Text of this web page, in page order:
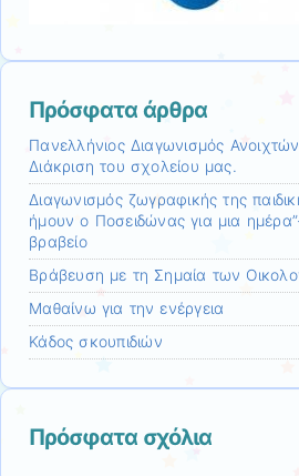
Πρόσφατα άρθρα
Πανελλήνιος Διαγωνισμός
Διάκριση του σχολείου μας.
Διαγωνισμός ζωγραφικής της
ήμουν ο Ποσειδώνας για μια
βραβείο
Βράβευση με τη Σημαία των
Μαθαίνω για την ενέργεια
Κάδος σκουπιδιών
Πρόσφατα σχόλια